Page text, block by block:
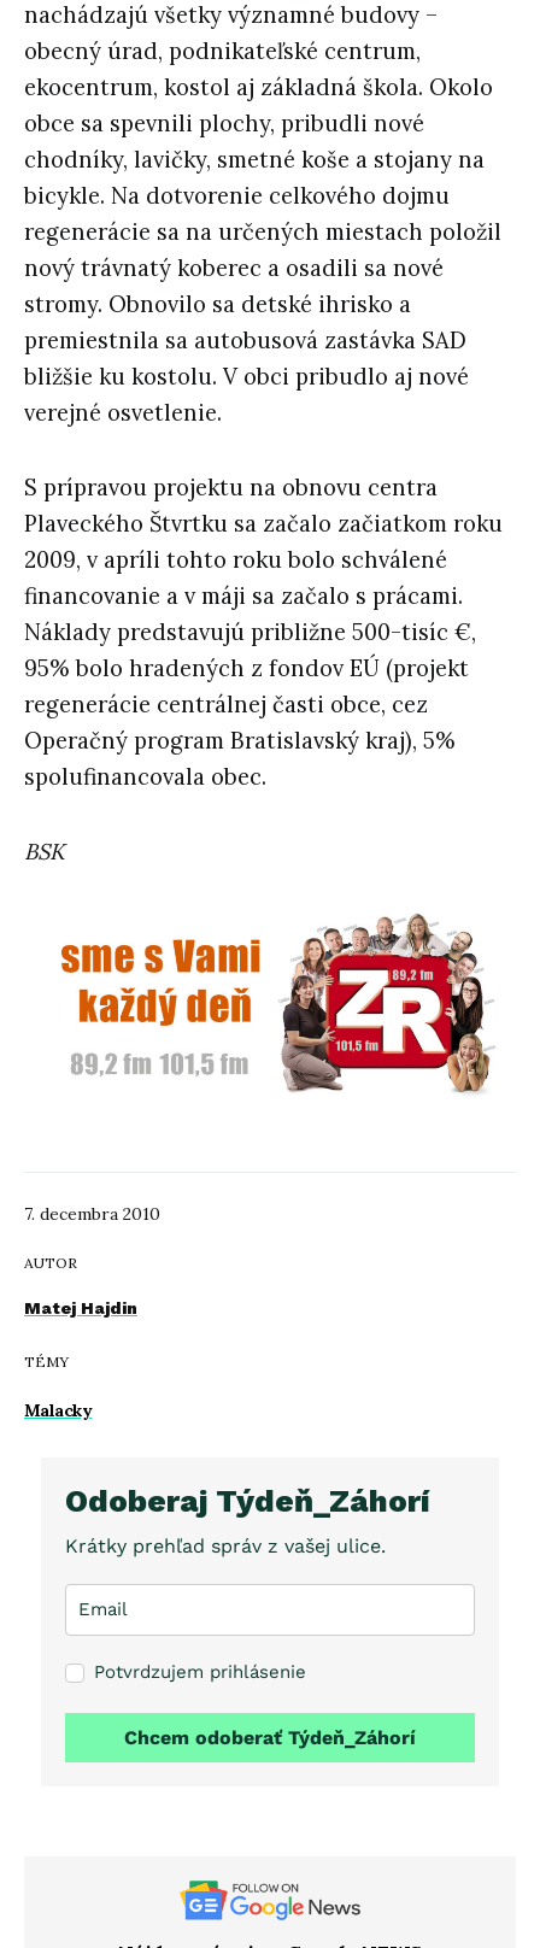
7. decembra 2010
AUTOR
Matej Hajdin
TÉMY
Malacky
nachádzajú všetky významné budovy –
obecný úrad, podnikateľské centrum,
ekocentrum, kostol aj základná škola. Okolo
obce sa spevnili plochy, pribudli nové
chodníky, lavičky, smetné koše a stojany na
bicykle. Na dotvorenie celkového dojmu
regenerácie sa na určených miestach položil
nový trávnatý koberec a osadili sa nové
stromy. Obnovilo sa detské ihrisko a
premiestnila sa autobusová zastávka SAD
bližšie ku kostolu. V obci pribudlo aj nové
verejné osvetlenie.
S prípravou projektu na obnovu centra
Plaveckého Štvrtku sa začalo začiatkom roku
2009, v apríli tohto roku bolo schválené
financovanie a v máji sa začalo s prácami.
Náklady predstavujú približne 500-tisíc €,
95% bolo hradených z fondov EÚ (projekt
regenerácie centrálnej časti obce, cez
Operačný program Bratislavský kraj), 5%
spolufinancovala obec.
BSK
Odoberaj Týdeň_Záhorí
Krátky prehľad správ z vašej ulice.
Potvrdzujem prihlásenie
Chcem odoberať Týdeň_Záhorí